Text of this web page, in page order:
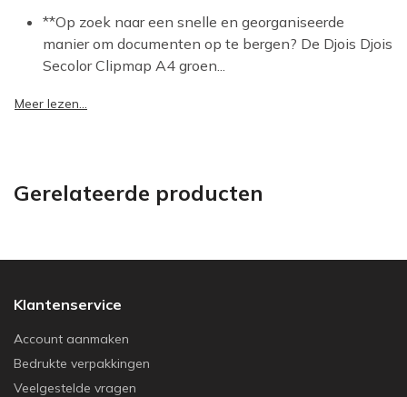
**Op zoek naar een snelle en georganiseerde
manier om documenten op te bergen? De Djois Djois
Secolor Clipmap A4 groen...
Meer lezen...
Gerelateerde producten
Klantenservice
Account aanmaken
Bedrukte verpakkingen
Veelgestelde vragen